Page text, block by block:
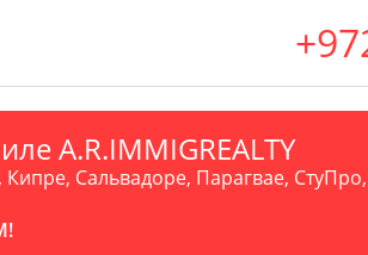
A.R.IMMIGREALTY
Сальвадоре, Парагвае,